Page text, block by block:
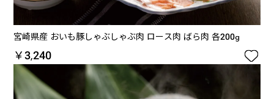
宮崎県産 おいも豚しゃぶしゃぶ肉 ロース肉 ばら肉 各200g
￥3,240 